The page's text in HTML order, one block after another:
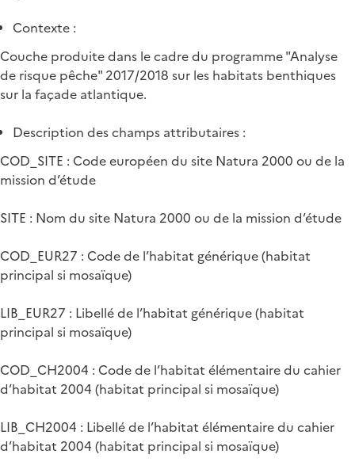
Contexte :
Couche produite dans le cadre du programme "Analyse
de risque pêche" 2017/2018 sur les habitats benthiques
sur la façade atlantique.
Description des champs attributaires :
COD_SITE : Code européen du site Natura 2000 ou de la
mission d’étude
SITE : Nom du site Natura 2000 ou de la mission d’étude
COD_EUR27 : Code de l’habitat générique (habitat
principal si mosaïque)
LIB_EUR27 : Libellé de l’habitat générique (habitat
principal si mosaïque)
COD_CH2004 : Code de l’habitat élémentaire du cahier
d’habitat 2004 (habitat principal si mosaïque)
LIB_CH2004 : Libellé de l’habitat élémentaire du cahier
d’habitat 2004 (habitat principal si mosaïque)